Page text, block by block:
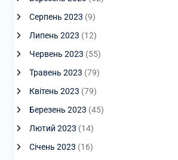
Серпень 2023 (9)
Липень 2023 (12)
Червень 2023 (55)
Травень 2023 (79)
Квітень 2023 (79)
Березень 2023 (45)
Лютий 2023 (14)
Січень 2023 (16)